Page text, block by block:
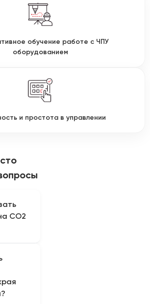
обучение работе с ЧПУ
оборудованием
и простота в управлении
CO2
так